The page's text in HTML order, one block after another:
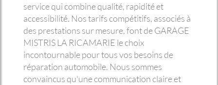
service qui combine qualité, rapidité et
accessibilité. Nos tarifs compétitifs, associés à
des prestations sur mesure, font de GARAGE
MISTRIS LA RICAMARIE le choix
incontournable pour tous vos besoins de
réparation automobile. Nous sommes
convaincus qu'une communication claire et